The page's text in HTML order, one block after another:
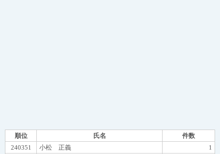
順位 氏名
件数
240351
小松 正義
1